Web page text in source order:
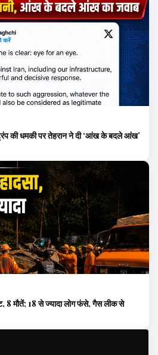
की धमकी पर तेहरान ने दी ‘आंख के बदले आंख’
8 मौतें; 18 से ज्यादा लोग फंसे, गैस लीक से